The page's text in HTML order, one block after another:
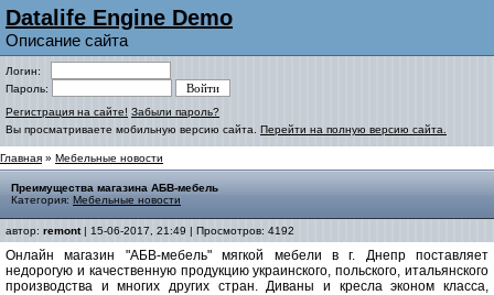
Datalife Engine Demo
Описание сайта
Логин:
Пароль:
Регистрация на сайте! Забыли пароль?
Вы просматриваете мобильную версию сайта. Перейти на полную версию сайта.
Главная » Мебельные новости
Преимущества магазина АБВ-мебель
Категория: Мебельные новости
автор: remont| 15-06-2017, 21:49 | Просмотров: 4192
Онлайн магазин "АБВ-мебель" мягкой мебели в г. Днепр поставляет
недорогую и качественную продукцию украинского, польского, итальянского
производства и многих других стран. Диваны и кресла эконом класса,